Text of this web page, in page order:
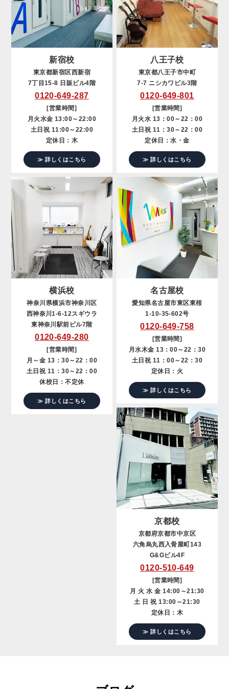
新宿校
東京都新宿区西新宿
7丁目15-8 日販ビル4階
0120-649-287
[営業時間]
月火水金 13:00～22:00
土日祝 11:00～22:00
定休日：木
≫ 詳しくはこちら
八王子校
東京都八王子市中町
7-7 ニシカワビル3階
0120-649-801
[営業時間]
月火水 13：00～22：00
土日祝 11：30～22：00
定休日：水・金
≫ 詳しくはこちら
横浜校
神奈川県横浜市神奈川区
西神奈川1-6-12スギウラ
東神奈川駅前ビル7階
0120-649-280
[営業時間]
月～金 13：30～22：00
土日祝 11：30～22：00
休校日：不定休
≫ 詳しくはこちら
名古屋校
愛知県名古屋市東区東桜
1-10-35-602号
0120-649-758
[営業時間]
月水木金 13：00～22：30
土日祝 11：00～22：30
定休日：火
≫ 詳しくはこちら
京都校
京都府京都市中京区
六角烏丸西入骨屋町143
G&Gビル4F
0120-510-649
[営業時間]
月 火 水 金 14:00～21:30
土 日 祝 13:00～21:30
定休日：木
≫ 詳しくはこちら